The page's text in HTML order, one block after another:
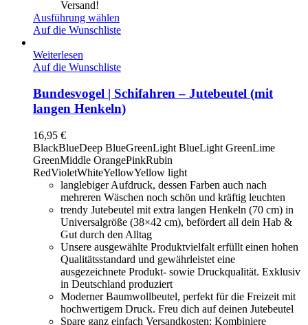
Versand!
Ausführung wählen
Auf die Wunschliste
Weiterlesen
Auf die Wunschliste
Bundesvogel | Schifahren – Jutebeutel (mit
langen Henkeln)
16,95 €
BlackBlueDeep BlueGreenLight BlueLight GreenLime
GreenMiddle OrangePinkRubin
RedVioletWhiteYellowYellow light
langlebiger Aufdruck, dessen Farben auch nach
mehreren Wäschen noch schön und kräftig leuchten
trendy Jutebeutel mit extra langen Henkeln (70 cm) in
Universalgröße (38×42 cm), befördert all dein Hab &
Gut durch den Alltag
Unsere ausgewählte Produktvielfalt erfüllt einen hohen
Qualitätsstandard und gewährleistet eine
ausgezeichnete Produkt- sowie Druckqualität. Exklusiv
in Deutschland produziert
Moderner Baumwollbeutel, perfekt für die Freizeit mit
hochwertigem Druck. Freu dich auf deinen Jutebeutel
Spare ganz einfach Versandkosten: Kombiniere